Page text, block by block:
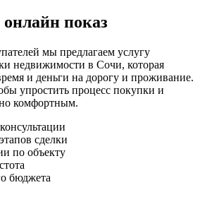
онлайн показ
мы предлагаем услугу
недвижимости в Сочи, которая
и деньги на дорогу и проживание.
упростить процесс покупки и
комфортным.
сделки
по объекту
бюджета